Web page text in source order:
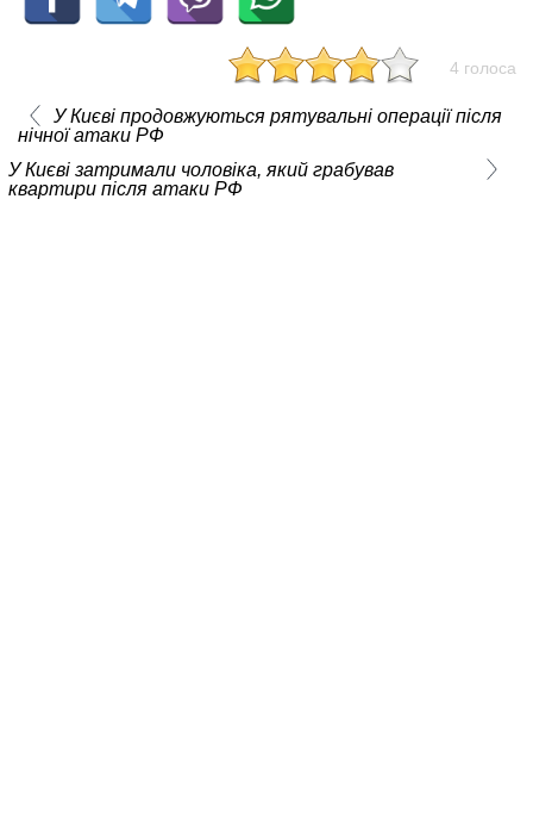
4 голоса
У Києві продовжуються рятувальні операції після
нічної атаки РФ
У Києві затримали чоловіка, який грабував
квартири після атаки РФ